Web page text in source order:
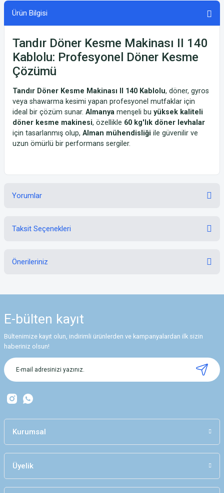
Ürün Bilgisi
Tandır Döner Kesme Makinası II 140
Kablolu: Profesyonel Döner Kesme
Çözümü
Tandır Döner Kesme Makinası II 140 Kablolu, döner, gyros
veya shawarma kesimi yapan profesyonel mutfaklar için
ideal bir çözüm sunar. Almanya menşeli bu yüksek kaliteli
döner kesme makinesi, özellikle 60 kg'lık döner levhalar
için tasarlanmış olup, Alman mühendisliği ile güvenilir ve
uzun ömürlü bir performans sergiler.
Yorumlar
Taksit Seçenekleri
Önerileriniz
Görüş ve önerileriniz için teşekkür ederiz.
Ürün resmi kalitesiz, bozuk veya görüntülenemiyor.
Ürün açıklamasında eksik bilgiler bulunuyor.
Ürün bilgilerinde hatalar bulunuyor.
Bu ürüne benzer farklı alternatifler olmalı.
E-bülten kayıt
Bültenimize kayıt olun, indirimli ürünlerden ve kampanyalardan ilk sizin
haberiniz olsun!
Kurumsal
Üyelik